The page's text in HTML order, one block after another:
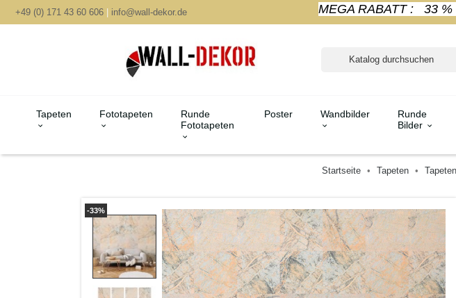
+49 (0) 171 43 60 606 | info@wall-dekor.de MEGA RABATT : 33
Tapeten Fototapeten
Runde
Fototapeten
Poster Wandbilder
Runde
Bilder
Startseite Tapeten
-33%